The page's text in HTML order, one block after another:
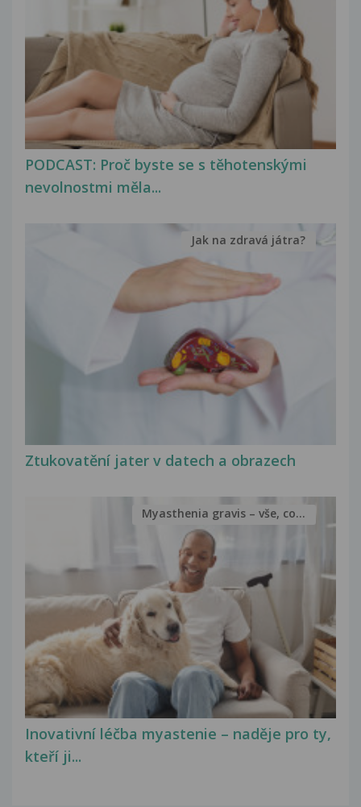
PODCAST: Proč byste se s těhotenskými
nevolnostmi měla...
Ztukovatění jater v datech a obrazech
Jak na zdravá játra?
Inovativní léčba myastenie – naděje pro ty,
kteří ji...
Myasthenia gravis – vše, co...